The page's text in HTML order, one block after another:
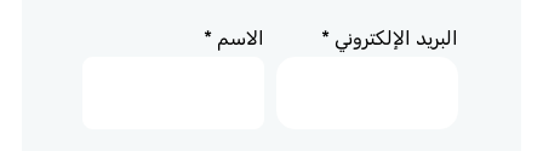
الاسم* البريد الإلكتروني*